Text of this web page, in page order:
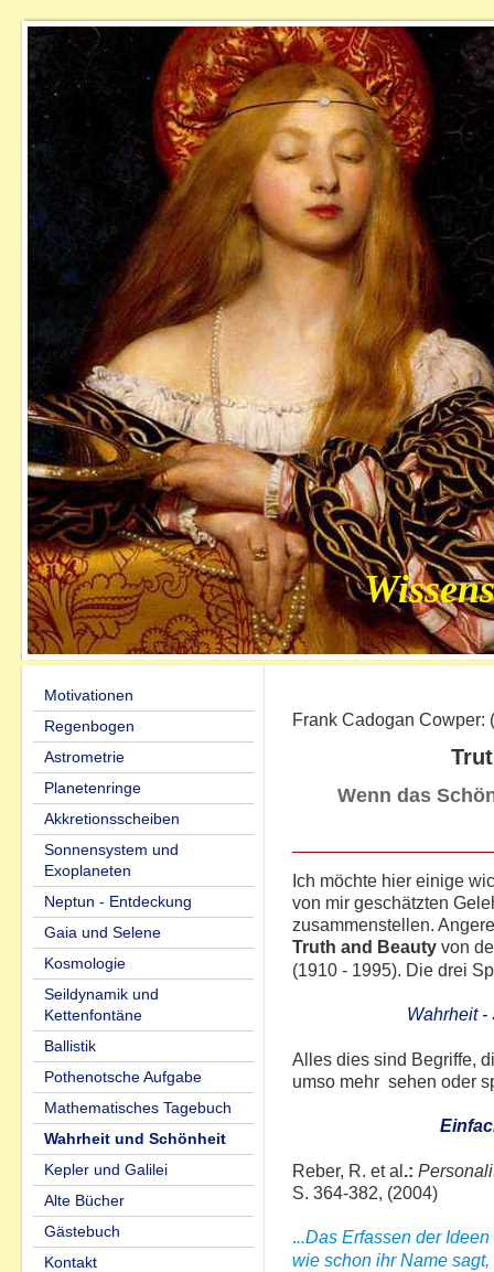
Motivationen
Regenbogen
Astrometrie
Planetenringe
Akkretionsscheiben
Sonnensystem und
Exoplaneten
Neptun - Entdeckung
Gaia und Selene
Kosmologie
Seildynamik und
Kettenfontäne
Ballistik
Pothenotsche Aufgabe
Mathematisches Tagebuch
Wahrheit und Schönheit
Kepler und Galilei
Alte Bücher
Gästebuch
Kontakt
Frank Cadogan Cowper:
Wenn das
Ich möchte hier einige
von mir geschätzten
zusammenstellen.
Truth and Beauty von
(1910 - 1995). Die drei
Wahrheit -
Alles dies sind Begriffe,
umso mehr sehen oder
Reber, R. et al.:
S. 364-382, (2004)
...Das Erfassen der
wie schon ihr Name